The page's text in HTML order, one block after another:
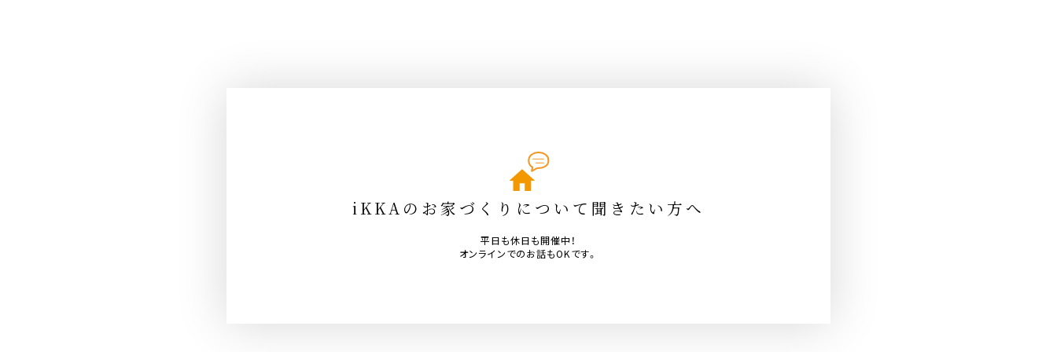
iKKAのお家づくりについて聞きたい方へ
平日も休日も開催中！
オンラインでのお話もOKです。